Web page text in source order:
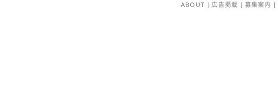
ABOUT 広告掲載 募集案内